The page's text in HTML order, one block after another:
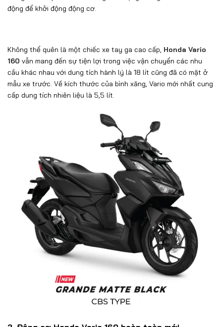
động để khởi động động cơ.
Không thể quên là một chiếc xe tay ga cao cấp, Honda Vario
160 vẫn mang đến sự tiện lợi trong việc vận chuyển các nhu
cầu khác nhau với dung tích hành lý là 18 lít cũng đã có mặt ở
mẫu xe trước. Về kích thước của bình xăng, Vario mới nhất cung
cấp dung tích nhiên liệu là 5,5 lít.